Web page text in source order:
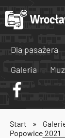
Dla pasażera
Galeria
Start »
Popowice 2021